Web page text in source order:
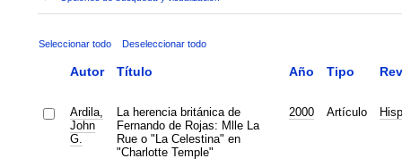
Seleccionar todo Deseleccionar todo
Autor Título Año Tipo
Ardila,
John
G.
La herencia británica de
Fernando de Rojas: Mlle La
Rue o "La Celestina" en
"Charlotte Temple"
2000 Artículo